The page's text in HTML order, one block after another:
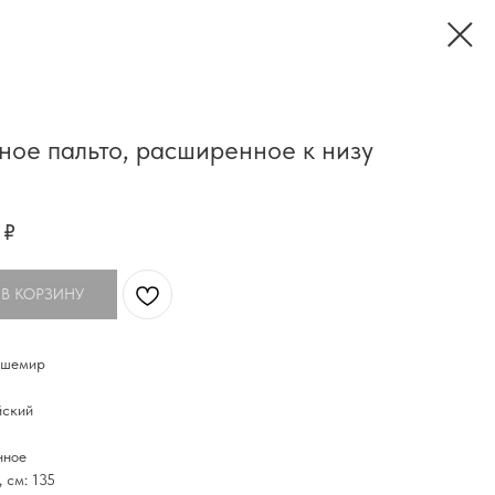
пальто, расширенное к низу
₽
КОРЗИНУ
см: 135